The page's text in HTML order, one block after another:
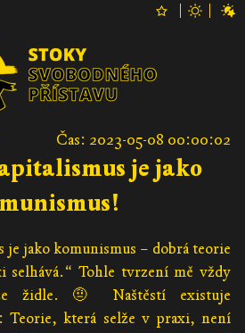
Čas: 2023-05-08 00:00:02
je jako
je jako komunismus – dobrá teorie
selhává.“ Tohle tvrzení mě vždy
židle. 🤨 Naštěstí existuje
Teorie, která selže v praxi, není